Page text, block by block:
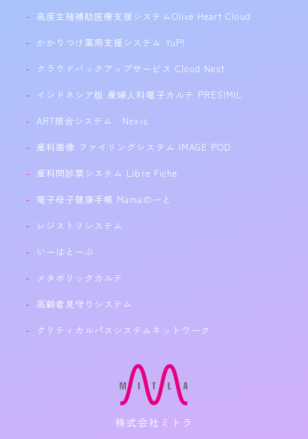
高度生殖補助医療支援システムOlive Heart Cloud
かかりつけ薬局支援システム YuP!
クラウドバックアップサービス Cloud Nest
インドネシア版 産婦人科電子カルテ PRESIMIL
ART照合システム Nexis
産科画像 ファイリングシステム IMAGE POD
産科問診票システム Libre Fiche
電子母子健康手帳 Mamaのーと
レジストリシステム
いーはとーぶ
メタボリックカルテ
高齢者見守りシステム
クリティカルパスシステムネットワーク